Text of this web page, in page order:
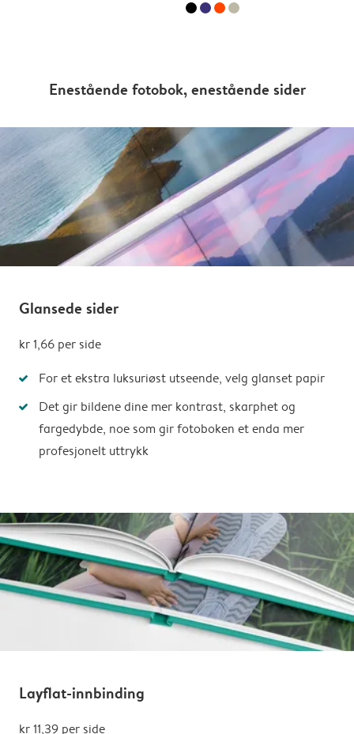
Enestående fotobok, enestående sider
Glansede sider
kr 1,66 per side
For et ekstra luksuriøst utseende, velg glanset papir
Det gir bildene dine mer kontrast, skarphet og
fargedybde, noe som gir fotoboken et enda mer
profesjonelt uttrykk
Layflat-innbinding
kr 11,39 per side